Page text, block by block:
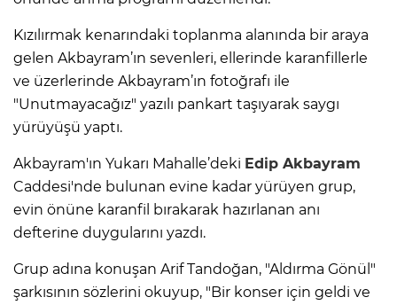
Kızılırmak kenarındaki toplanma alanında bir araya
gelen Akbayram’ın sevenleri, ellerinde karanfillerle
ve üzerlerinde Akbayram’ın fotoğrafı ile
"Unutmayacağız" yazılı pankart taşıyarak saygı
yürüyüşü yaptı.
Akbayram'ın Yukarı Mahalle’deki Edip Akbayram
Caddesi'nde bulunan evine kadar yürüyen grup,
evin önüne karanfil bırakarak hazırlanan anı
defterine duygularını yazdı.
Grup adına konuşan Arif Tandoğan, "Aldırma Gönül"
şarkısının sözlerini okuyup, "Bir konser için geldi ve